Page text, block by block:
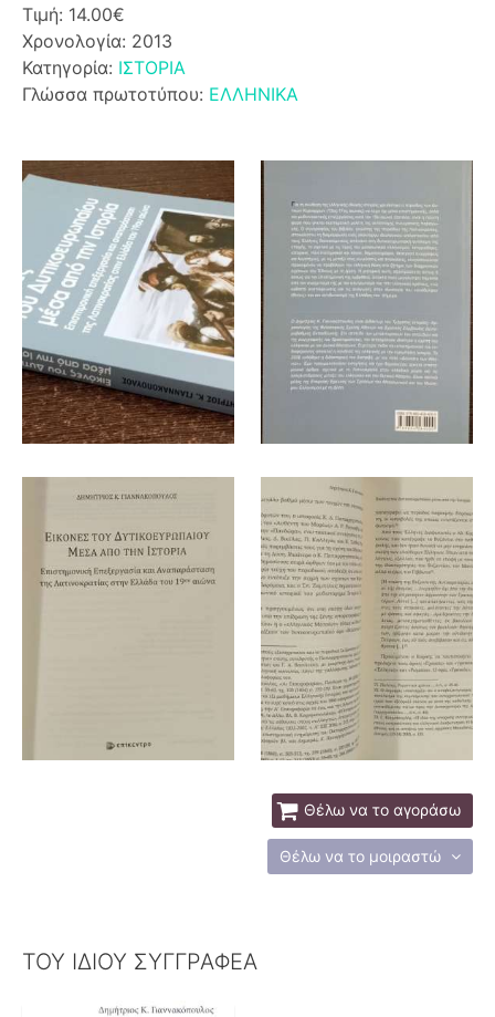
Τιμή: 14.00€
Χρονολογία: 2013
Κατηγορία: ΙΣΤΟΡΙΑ
Γλώσσα πρωτοτύπου: ΕΛΛΗΝΙΚΑ
Θέλω να το αγοράσω
Θέλω να το μοιραστώ
ΤΟΥ ΙΔΙΟΥ ΣΥΓΓΡΑΦΕΑ